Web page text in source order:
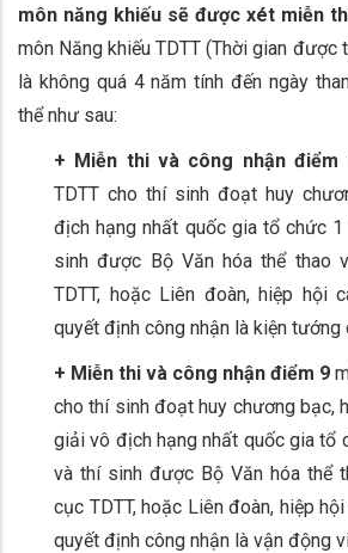
môn năng khiếu sẽ được xét miễn
môn Năng khiếu TDTT (Thời gian được
là không quá 4 năm tính đến ngày
thể như sau:
+ Miễn thi và công nhận
TDTT cho thí sinh đoạt huy
địch hạng nhất quốc gia tổ chức
sinh được Bộ Văn hóa thể thao
TDTT, hoặc Liên đoàn, hiệp hội
quyết định công nhận là kiện tướng
+ Miễn thi và công nhận điểm 9
cho thí sinh đoạt huy chương bạc,
giải vô địch hạng nhất quốc gia tổ
và thí sinh được Bộ Văn hóa thể
cục TDTT, hoặc Liên đoàn, hiệp
quyết định công nhận là vận động